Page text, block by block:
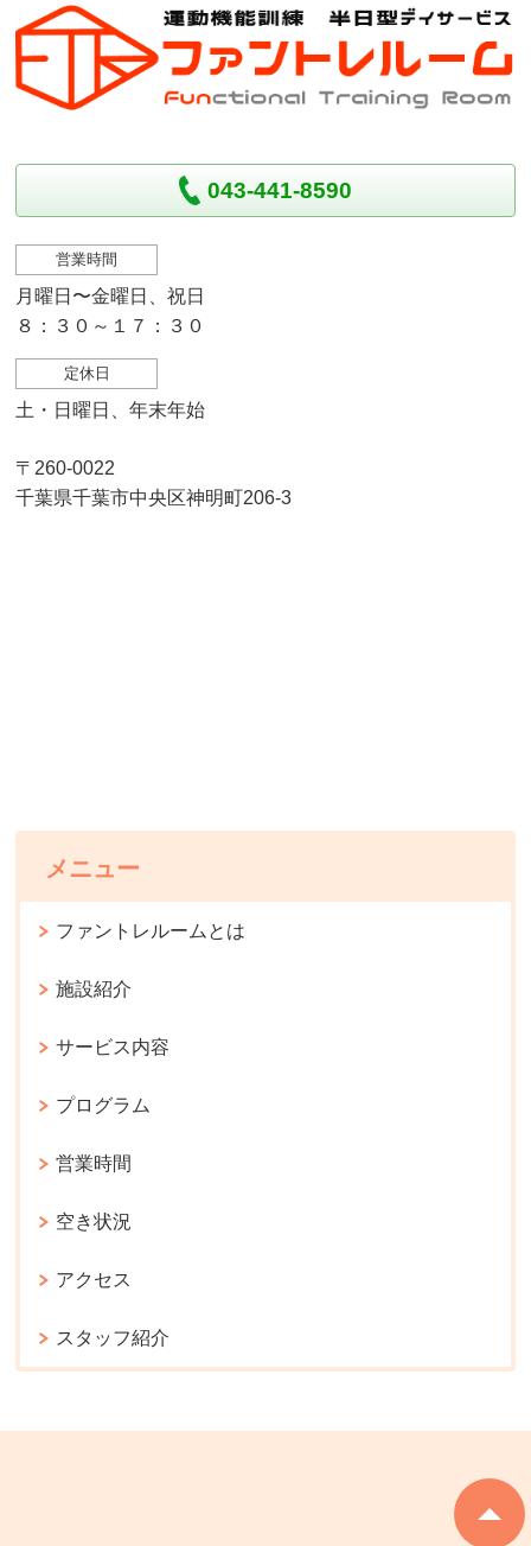
043-441-8590
営業時間
月曜日〜金曜日、祝日
８：３０～１７：３０
定休日
土・日曜日、年末年始
〒260-0022
千葉県千葉市中央区神明町206-3
メニュー
ファントレルームとは
施設紹介
サービス内容
プログラム
営業時間
空き状況
アクセス
スタッフ紹介